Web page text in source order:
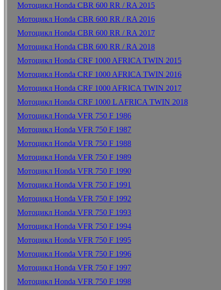
Мотоцикл Honda CBR 600 RR / RA 2015
Мотоцикл Honda CBR 600 RR / RA 2016
Мотоцикл Honda CBR 600 RR / RA 2017
Мотоцикл Honda CBR 600 RR / RA 2018
Мотоцикл Honda CRF 1000 AFRICA TWIN 2015
Мотоцикл Honda CRF 1000 AFRICA TWIN 2016
Мотоцикл Honda CRF 1000 AFRICA TWIN 2017
Мотоцикл Honda CRF 1000 L AFRICA TWIN 2018
Мотоцикл Honda VFR 750 F 1986
Мотоцикл Honda VFR 750 F 1987
Мотоцикл Honda VFR 750 F 1988
Мотоцикл Honda VFR 750 F 1989
Мотоцикл Honda VFR 750 F 1990
Мотоцикл Honda VFR 750 F 1991
Мотоцикл Honda VFR 750 F 1992
Мотоцикл Honda VFR 750 F 1993
Мотоцикл Honda VFR 750 F 1994
Мотоцикл Honda VFR 750 F 1995
Мотоцикл Honda VFR 750 F 1996
Мотоцикл Honda VFR 750 F 1997
Мотоцикл Honda VFR 750 F 1998